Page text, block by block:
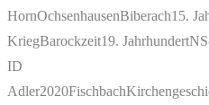
HornOchsenhausenBiberach15.
KriegBarockzeit19. Jahrhundert
ID